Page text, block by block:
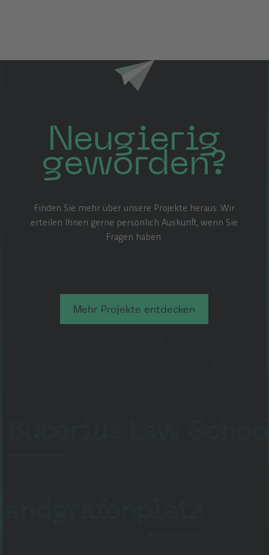
Neugierig
geworden?
Finden Sie mehr über unsere Projekte heraus. Wir
erteilen Ihnen gerne persönlich Auskunft, wenn Sie
Fragen haben.
Mehr Projekte entdecken